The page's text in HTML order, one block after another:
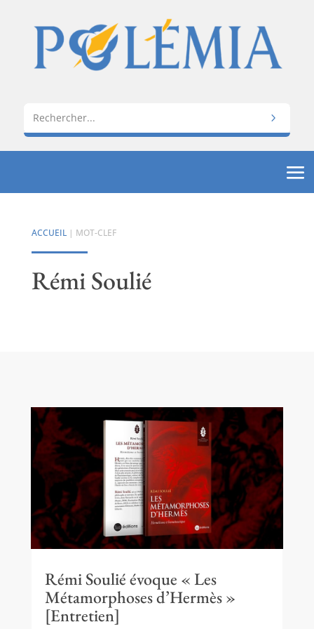
ACCUEIL| MOT-CLEF
Rémi Soulié
Rémi Soulié évoque « Les
Métamorphoses d’Hermès »
[Entretien]